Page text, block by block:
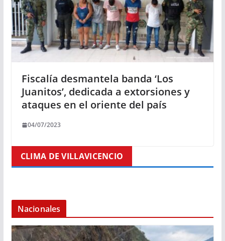
Fiscalía desmantela banda ‘Los
Juanitos’, dedicada a extorsiones y
ataques en el oriente del país
04/07/2023
CLIMA DE VILLAVICENCIO
Nacionales